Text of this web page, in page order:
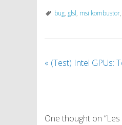
bug, glsl, msi kombustor,
« (Test) Intel GPUs:
One thought on